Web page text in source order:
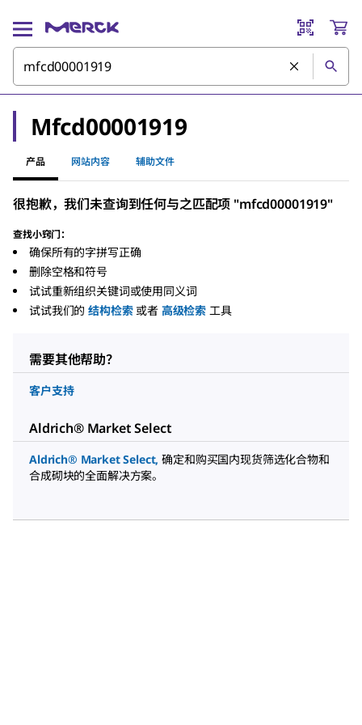
Mfcd00001919
产品 网站内容 辅助文件
很抱歉，我们未查询到任何与之匹配项 "mfcd00001919"
查找小窍门：
确保所有的字拼写正确
删除空格和符号
试试重新组织关键词或使用同义词
试试我们的 结构检索 或者 高级检索 工具
需要其他帮助？
客户支持
Aldrich® Market Select
Aldrich® Market Select, 确定和购买国内现货筛选化合物和
合成砌块的全面解决方案。